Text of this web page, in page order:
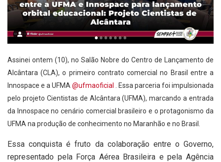
Assinei ontem (10), no Salão Nobre do Centro de Lançamento de
Alcântara (CLA), o primeiro contrato comercial no Brasil entre a
Innospace e a UFMA @ufmaoficial
. Essa parceria foi impulsionada
pelo projeto Cientistas de Alcântara (UFMA), marcando a entrada
da Innospace no cenário comercial brasileiro e o protagonismo da
UFMA na produção de conhecimento no Maranhão e no Brasil.
Essa conquista é fruto da colaboração entre o Governo,
representado pela Força Aérea Brasileira e pela Agência